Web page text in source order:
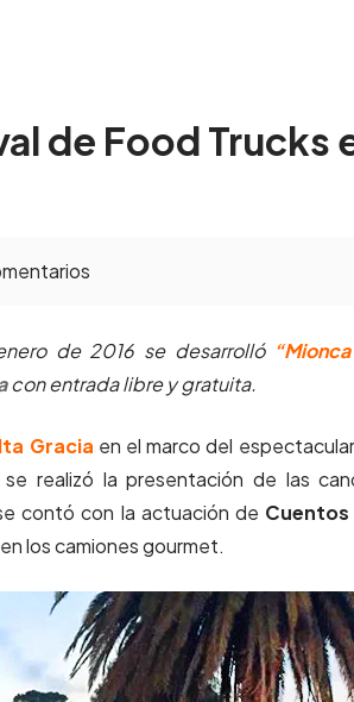
de Food Trucks
de 2016 se desarrolló
con entrada libre y gratuita.
Gracia en el marco del
realizó la presentación de las
contó con la actuación de
los camiones gourmet.